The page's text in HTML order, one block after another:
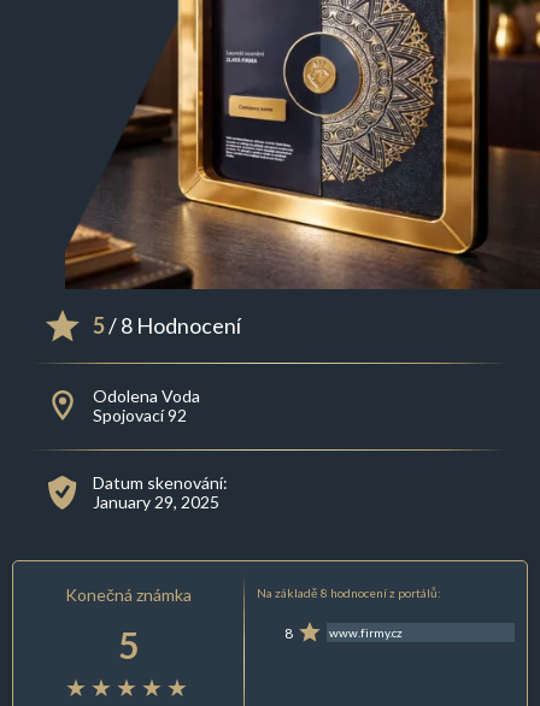
5/ 8 Hodnocení
Odolena Voda
Spojovací 92
Datum skenování:
January 29, 2025
Konečná známka
5
Na základě 8 hodnocení z portálů:
8 www.firmy.cz